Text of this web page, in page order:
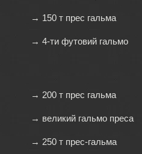
→ 150 т прес гальма
→ 4-ти футовий гальмо
→ 200 т прес гальма
→ великий гальмо преса
→ 250 т прес-гальма